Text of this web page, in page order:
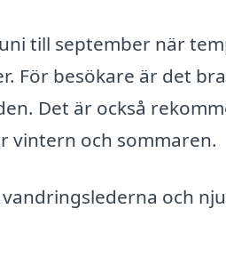
till september när
För besökare är det
Det är också
vintern och sommaren.
och